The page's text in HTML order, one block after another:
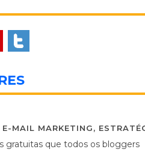
E-MAIL MARKETING,
gratuitas que todos os bloggers